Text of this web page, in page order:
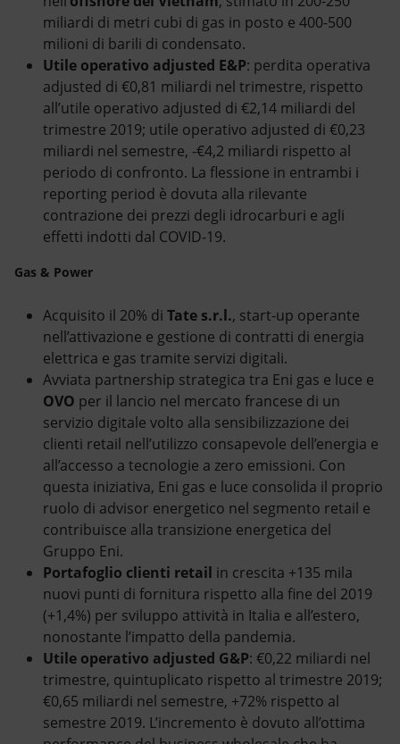
miliardi di metri cubi di gas in posto e 400-500
milioni di barili di condensato.
Utile operativo adjusted E&P: perdita operativa
adjusted di €0,81 miliardi nel trimestre, rispetto
all’utile operativo adjusted di €2,14 miliardi del
trimestre 2019; utile operativo adjusted di €0,23
miliardi nel semestre, -€4,2 miliardi rispetto al
periodo di confronto. La flessione in entrambi i
reporting period è dovuta alla rilevante
contrazione dei prezzi degli idrocarburi e agli
effetti indotti dal COVID-19.
Gas & Power
Acquisito il 20% di Tate s.r.l., start-up operante
nell’attivazione e gestione di contratti di energia
elettrica e gas tramite servizi digitali.
Avviata partnership strategica tra Eni gas e luce e
OVO per il lancio nel mercato francese di un
servizio digitale volto alla sensibilizzazione dei
clienti retail nell’utilizzo consapevole dell’energia e
all’accesso a tecnologie a zero emissioni. Con
questa iniziativa, Eni gas e luce consolida il proprio
ruolo di advisor energetico nel segmento retail e
contribuisce alla transizione energetica del
Gruppo Eni.
Portafoglio clienti retail in crescita +135 mila
nuovi punti di fornitura rispetto alla fine del 2019
(+1,4%) per sviluppo attività in Italia e all’estero,
nonostante l’impatto della pandemia.
Utile operativo adjusted G&P: €0,22 miliardi nel
trimestre, quintuplicato rispetto al trimestre 2019;
€0,65 miliardi nel semestre, +72% rispetto al
semestre 2019. L’incremento è dovuto all’ottima